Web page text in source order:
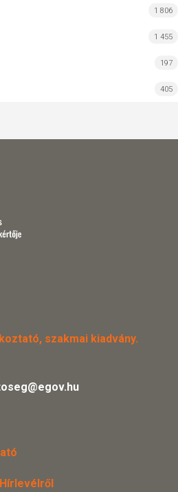
1 806
1 455
197
405
szakmai kiadvány.